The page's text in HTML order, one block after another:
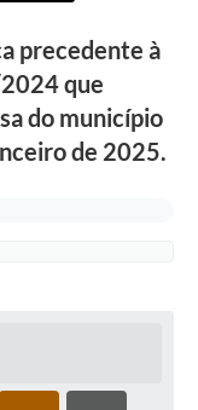
precedente à
que
do município
de 2025.